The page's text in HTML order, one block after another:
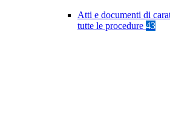
Atti e documenti di
tutte le procedure 43